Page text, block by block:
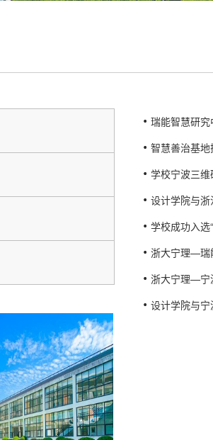
瑞能智慧研
智慧善治基
学校宁波三
设计学院与
学校成功入选
浙大宁理—瑞
浙大宁理—宁
设计学院与